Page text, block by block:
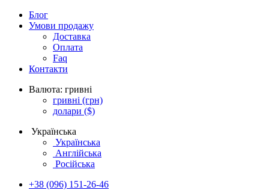
Блог
Умови продажу
Доставка
Оплата
Faq
Контакти
Валюта: гривні
гривні (грн)
долари ($)
Українська
Українська
Англійська
Російська
+38 (096) 151-26-46